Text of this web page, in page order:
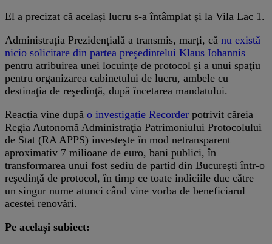
El a precizat că acelaşi lucru s-a întâmplat şi la Vila Lac 1.
Administraţia Prezidenţială a transmis, marți, că nu există
nicio solicitare din partea preşedintelui Klaus Iohannis
pentru atribuirea unei locuinţe de protocol şi a unui spaţiu
pentru organizarea cabinetului de lucru, ambele cu
destinaţia de reşedinţă, după încetarea mandatului.
Reacția vine după o investigație Recorder potrivit căreia
Regia Autonomă Administraţia Patrimoniului Protocolului
de Stat (RA APPS) investeşte în mod netransparent
aproximativ 7 milioane de euro, bani publici, în
transformarea unui fost sediu de partid din Bucureşti într-o
reşedinţă de protocol, în timp ce toate indiciile duc către
un singur nume atunci când vine vorba de beneficiarul
acestei renovări.
Pe același subiect: